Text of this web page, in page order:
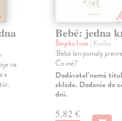
na
a
Bebé: jedna
Štrpka Ivan | Kniha
'Bebé len pomaly
Čo iné?
Dodávateľ nemá
sklade. Dodanie do
dní.
5,82 €